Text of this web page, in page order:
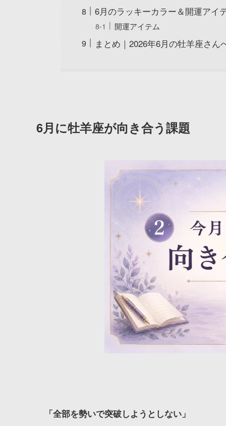
6月のラッキーカラー＆開運アイ
開運アイテム
まとめ｜2026年6月の牡羊座さん
6月に牡羊座が向き合う課題
「全部を勢いで突破しようとしない」